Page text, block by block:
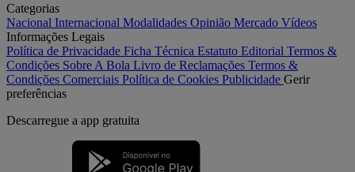
Categorias
Nacional Internacional Modalidades Opinião Mercado Vídeos
Informações Legais
Política de Privacidade Ficha Técnica Estatuto Editorial Termos &
Condições Sobre A Bola Livro de Reclamações Termos &
Condições Comerciais Política de Cookies Publicidade Gerir
preferências
Descarregue a app gratuita